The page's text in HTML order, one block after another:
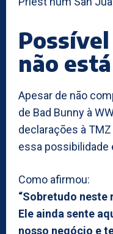
não
Apesar de não
de Bad Bunny à
declarações à
essa possibilidade
Como afirmou:
“Sobretudo neste
Ele ainda sente
nosso negócio e